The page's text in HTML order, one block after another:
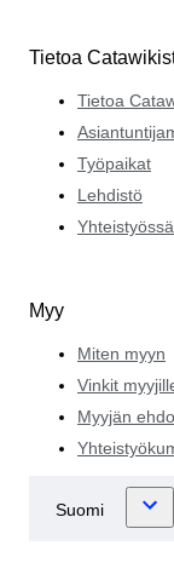
Tietoa
Tietoa
Työpaikat
Lehdistö
Myy
Miten myyn
Vinkit
Myyjän